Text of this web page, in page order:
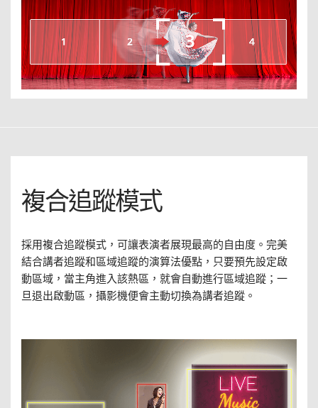
複合追蹤模式
採用複合追蹤模式，可讓表演者展現最高的自由度。完美
結合講者追蹤和區域追蹤的演算法優點，只要預先設定啟
動區域，當主角進入該熱區，就會自動進行區域追蹤；一
旦退出啟動區，攝影機便會主動切換為講者追蹤。